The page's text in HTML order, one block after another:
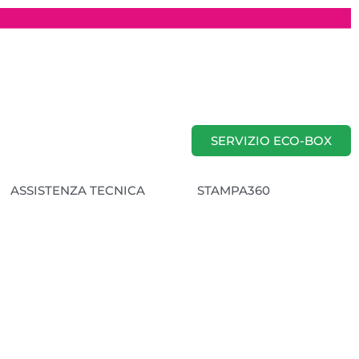
SERVIZIO ECO-BOX
ASSISTENZA TECNICA STAMPA360